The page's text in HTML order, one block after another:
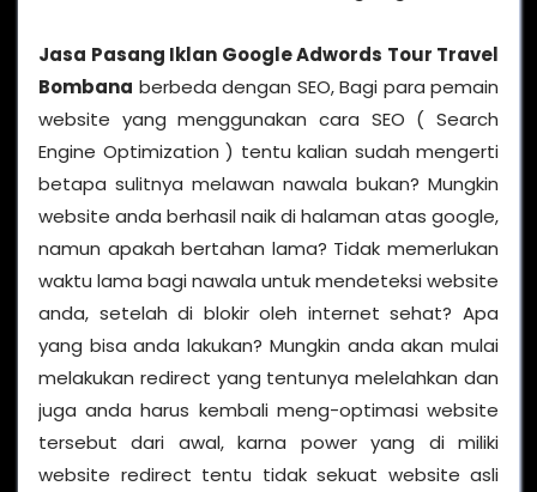
Jasa Pasang Iklan Google Adwords Tour Travel
Bombana berbeda dengan SEO, Bagi para pemain
website yang menggunakan cara SEO ( Search
Engine Optimization ) tentu kalian sudah mengerti
betapa sulitnya melawan nawala bukan? Mungkin
website anda berhasil naik di halaman atas google,
namun apakah bertahan lama? Tidak memerlukan
waktu lama bagi nawala untuk mendeteksi website
anda, setelah di blokir oleh internet sehat? Apa
yang bisa anda lakukan? Mungkin anda akan mulai
melakukan redirect yang tentunya melelahkan dan
juga anda harus kembali meng-optimasi website
tersebut dari awal, karna power yang di miliki
website redirect tentu tidak sekuat website asli